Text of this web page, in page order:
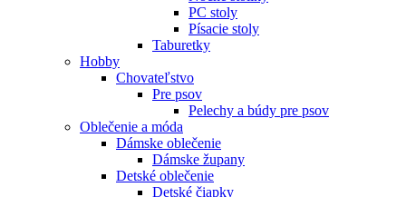
PC stoly
Písacie stoly
Taburetky
Hobby
Chovateľstvo
Pre psov
Pelechy a búdy pre psov
Oblečenie a móda
Dámske oblečenie
Dámske župany
Detské oblečenie
Detské čiapky